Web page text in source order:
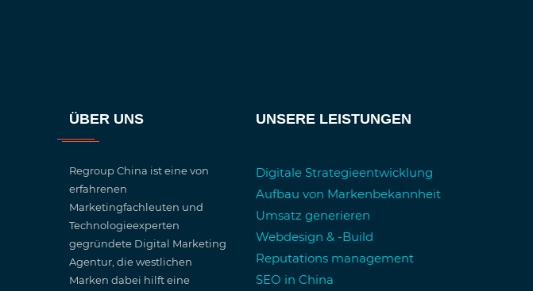
ÜBER UNS
Regroup China ist eine von
erfahrenen
Marketingfachleuten und
Technologieexperten
gegründete Digital Marketing
Agentur, die westlichen
Marken dabei hilft eine
UNSERE LEISTUNGEN
Digitale Strategieentwicklung
Aufbau von Markenbekannheit
Umsatz generieren
Webdesign & -Build
Reputations management
SEO in China